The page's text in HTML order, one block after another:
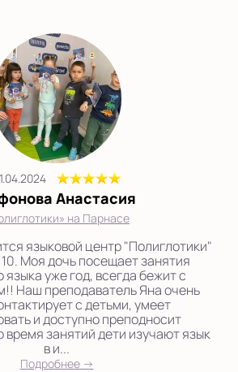
Анастасия
на Парнасе
языковой центр "Полиглотики"
Моя дочь посещает занятия
языка уже год, всегда бежит с
Наш преподаватель Яна очень
с детьми, умеет
и доступно преподносит
занятий дети изучают язык
в и...
Подробнее →